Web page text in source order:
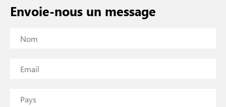
Envoie-nous un message